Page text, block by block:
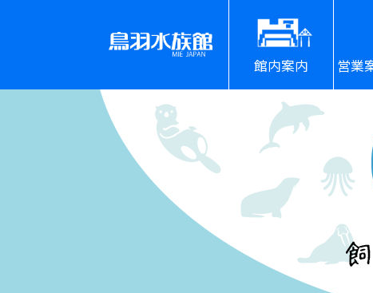
館内案内 営業